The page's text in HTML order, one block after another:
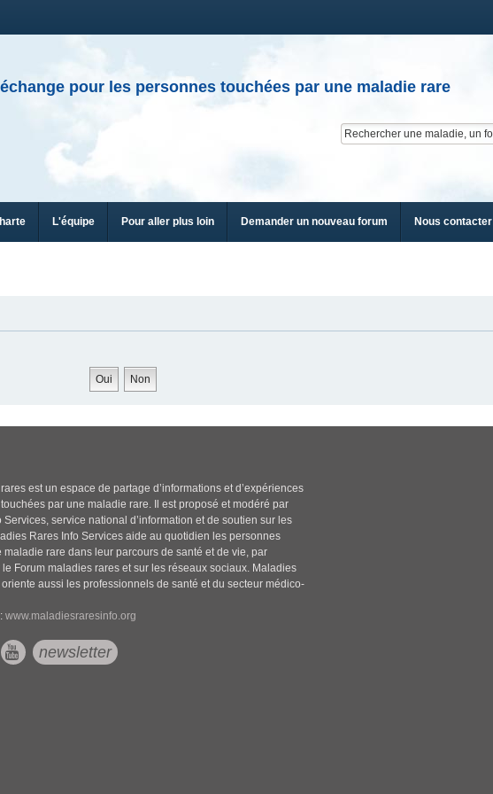
pour les personnes touchées par une maladie rare
L'équipe Pour aller plus loin Demander un nouveau forum Nous contacter
est un espace de partage d’informations et d’expériences
par une maladie rare. Il est proposé et modéré par
Services, service national d’information et de soutien sur les
Rares Info Services aide au quotidien les personnes
maladie rare dans leur parcours de santé et de vie, par
Forum maladies rares et sur les réseaux sociaux. Maladies
aussi les professionnels de santé et du secteur médico-
:www.maladiesraresinfo.org
newsletter